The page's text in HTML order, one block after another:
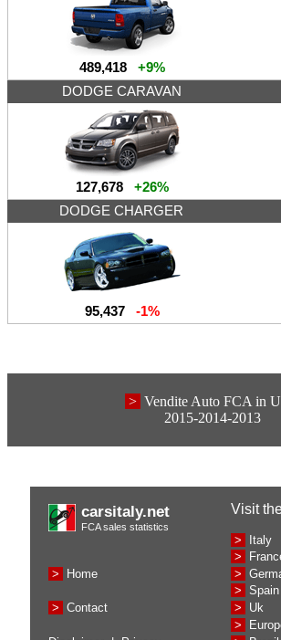
489,418+9%
DODGE CARAVAN
127,678+26%
DODGE CHARGER
95,437-1%
> Vendite Auto FCA in
2015-2014-2013